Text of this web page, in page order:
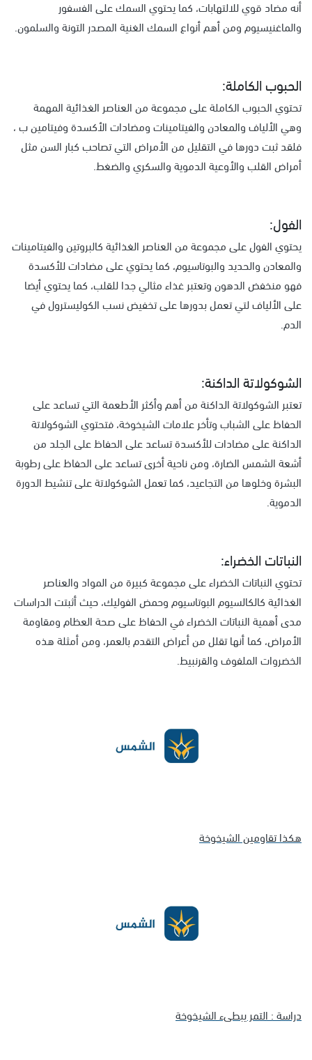
أنه مضاد قوي للالتهابات، كما يحتوي السمك على الفسفور
والماغنيسيوم ومن أهم أنواع السمك الغنية المصدر التونة والسلمون.
الحبوب الكاملة:
تحتوي الحبوب الكاملة على مجموعة من العناصر الغذائية المهمة
وهي الألياف والمعادن والفيتامينات ومضادات الأكسدة وفيتامين ب ،
فلقد ثبت دورها في التقليل من الأمراض التي تصاحب كبار السن مثل
أمراض القلب والأوعية الدموية والسكري والضغط.
الفول:
يحتوي الفول على مجموعة من العناصر الغذائية كالبروتين والفيتامينات
والمعادن والحديد والبوتاسيوم، كما يحتوي على مضادات للأكسدة
فهو منخفض الدهون وتعتبر غذاء مثالي جدا للقلب، كما يحتوي أيضا
على الألياف لتي تعمل بدورها على تخفيض نسب الكوليسترول في
الدم.
الشوكولاتة الداكنة:
تعتبر الشوكولاتة الداكنة من أهم وأكثر الأطعمة التي تساعد على
الحفاظ على الشباب وتأخر علامات الشيخوخة، فتحتوي الشوكولاتة
الداكنة على مضادات للأكسدة تساعد على الحفاظ على الجلد من
أشعة الشمس الضارة، ومن ناحية أخرى تساعد على الحفاظ على رطوبة
البشرة وخلوها من التجاعيد، كما تعمل الشوكولاتة على تنشيط الدورة
الدموية.
النباتات الخضراء:
تحتوي النباتات الخضراء على مجموعة كبيرة من المواد والعناصر
الغذائية كالكالسيوم البوتاسيوم وحمض الفوليك، حيث أثبتت الدراسات
مدى أهمية النباتات الخضراء في الحفاظ على صحة العظام ومقاومة
الأمراض، كما أنها تقلل من أعراض التقدم بالعمر، ومن أمثلة هذه
الخضروات الملفوف والقرنبيط.
هكذا تقاومين الشيخوخة
دراسة : التمر يبطىء الشيخوخة